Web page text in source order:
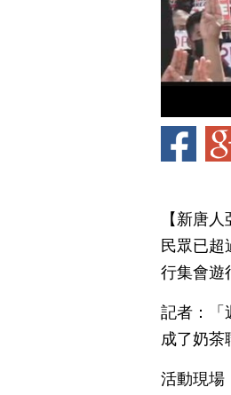
【新唐
民眾已超
行集會遊
記者：「
成了奶茶
活動現場